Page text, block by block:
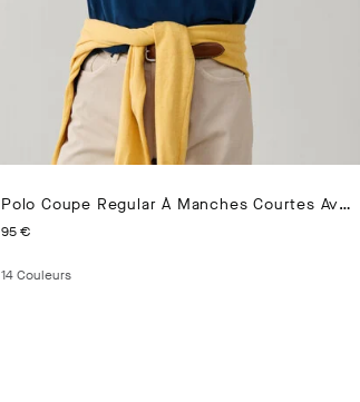
Polo Coupe Regular À Manches Courtes Avec Logo En Pima
95 €
14Couleurs